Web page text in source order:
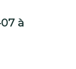
à